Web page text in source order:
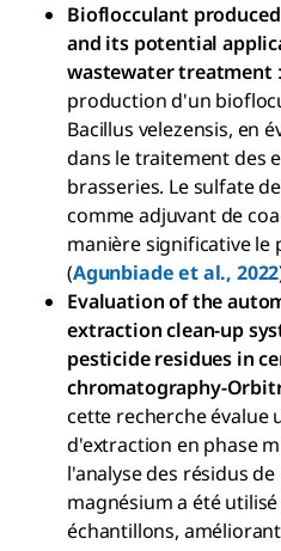
Bioflocculant
and its potential
wastewater treatment
production d'un
Bacillus velezensis, en
dans le traitement des
brasseries. Le sulfate
comme adjuvant de
manière significative
(Agunbiade et al., 2022
Evaluation of the
extraction clean-up
pesticide residues in
chromatography-
cette recherche évalue
d'extraction en phase
l'analyse des résidus
magnésium a été
échantillons,